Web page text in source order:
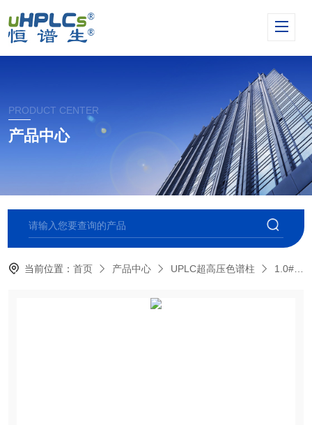
PRODUCT CENTER
产品中心
当前位置：首页 产品中心 UPLC超高压色谱柱 1.0#UPLC超高压色谱柱